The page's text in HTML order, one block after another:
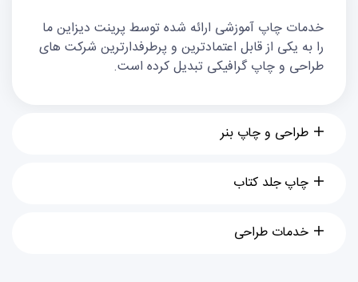
خدمات چاپ آموزشی ارائه شده توسط پرینت دیزاین ما
را به یکی از قابل اعتمادترین و پرطرفدارترین شرکت های
طراحی و چاپ گرافیکی تبدیل کرده است.
طراحی و چاپ بنر
چاپ جلد کتاب
خدمات طراحی